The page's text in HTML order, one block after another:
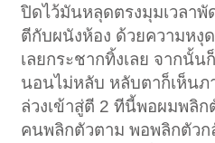
ปิดไว้มันหลุดตรงมุมเวลา
ตีกับผนังห้อง ด้วยความหงุ
เลยกระชากทิ้งเลย จากนั้น
นอนไม่หลับ หลับตาก็เห็นภ
ล่วงเข้าสู่ตี 2 ทีนี้พอผมพลิก
คนพลิกตัวตาม พอพลิกตัวก